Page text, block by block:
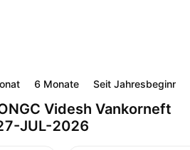
6 Monate Seit Jahresbeginn
Videsh Vankorneft
JUL-2026